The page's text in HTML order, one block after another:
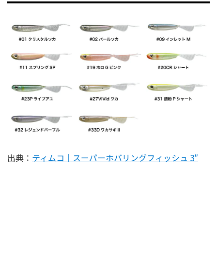
出典： ティムコ｜スーパーホバリングフィッシュ 3″